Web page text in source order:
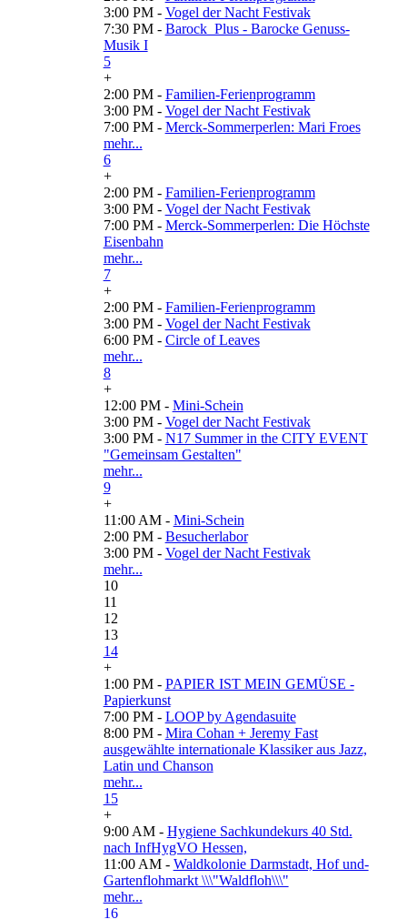
3:00 PM - Vogel der Nacht Festivak
7:30 PM - Barock_Plus - Barocke Genuss-
Musik I
5
+
2:00 PM - Familien-Ferienprogramm
3:00 PM - Vogel der Nacht Festivak
7:00 PM - Merck-Sommerperlen: Mari Froes
mehr...
6
+
2:00 PM - Familien-Ferienprogramm
3:00 PM - Vogel der Nacht Festivak
7:00 PM - Merck-Sommerperlen: Die Höchste
Eisenbahn
mehr...
7
+
2:00 PM - Familien-Ferienprogramm
3:00 PM - Vogel der Nacht Festivak
6:00 PM - Circle of Leaves
mehr...
8
+
12:00 PM - Mini-Schein
3:00 PM - Vogel der Nacht Festivak
3:00 PM - N17 Summer in the CITY EVENT
"Gemeinsam Gestalten"
mehr...
9
+
11:00 AM - Mini-Schein
2:00 PM - Besucherlabor
3:00 PM - Vogel der Nacht Festivak
mehr...
10
11
12
13
14
+
1:00 PM - PAPIER IST MEIN GEMÜSE -
Papierkunst
7:00 PM - LOOP by Agendasuite
8:00 PM - Mira Cohan + Jeremy Fast
ausgewählte internationale Klassiker aus Jazz,
Latin und Chanson
mehr...
15
+
9:00 AM - Hygiene Sachkundekurs 40 Std.
nach InfHygVO Hessen,
11:00 AM - Waldkolonie Darmstadt, Hof und-
Gartenflohmarkt \\\"Waldfloh\\\"
mehr...
16